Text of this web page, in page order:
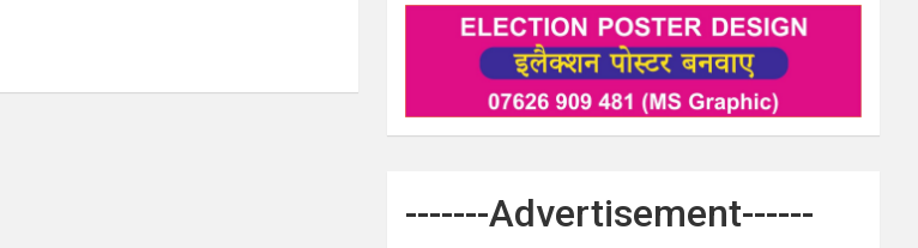
-------Advertisement------